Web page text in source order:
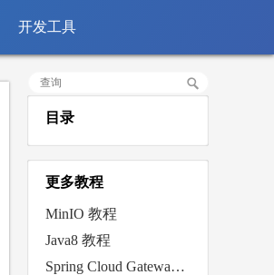
开发工具
目录
更多教程
MinIO 教程
Java8 教程
Spring Cloud Gateway 教程